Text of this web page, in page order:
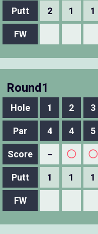
Putt 2 1 1
FW
Round1
Hole 1 2 3
Par 4 4 5
Score － ◯ ◯
Putt 1 1 1
FW